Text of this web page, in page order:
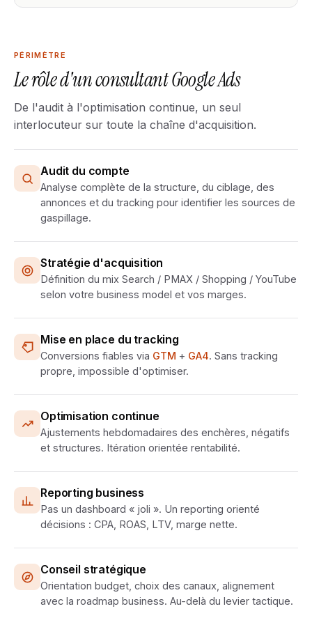
PÉRIMÈTRE
Le rôle d'un consultant Google Ads
De l'audit à l'optimisation continue, un seul
interlocuteur sur toute la chaîne d'acquisition.
Audit du compte
Analyse complète de la structure, du ciblage, des
annonces et du tracking pour identifier les sources de
gaspillage.
Stratégie d'acquisition
Définition du mix Search / PMAX / Shopping / YouTube
selon votre business model et vos marges.
Mise en place du tracking
Conversions fiables via GTM + GA4. Sans tracking
propre, impossible d'optimiser.
Optimisation continue
Ajustements hebdomadaires des enchères, négatifs
et structures. Itération orientée rentabilité.
Reporting business
Pas un dashboard « joli ». Un reporting orienté
décisions : CPA, ROAS, LTV, marge nette.
Conseil stratégique
Orientation budget, choix des canaux, alignement
avec la roadmap business. Au-delà du levier tactique.